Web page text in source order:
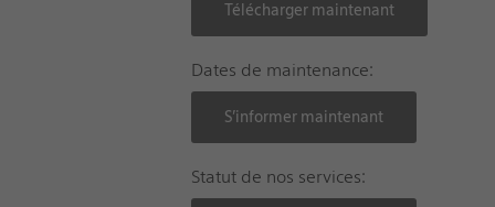
Télécharger maintenant
Dates de maintenance:
S’informer maintenant
Statut de nos services: